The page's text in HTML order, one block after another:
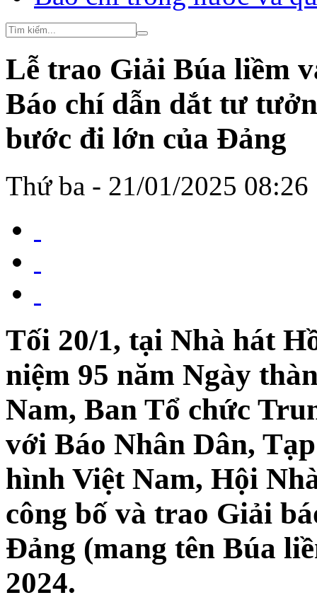
Lễ trao Giải Búa liềm
Báo chí dẫn dắt tư
bước đi lớn của Đảng
Thứ ba - 21/01/2025 08:26
Tối 20/1, tại Nhà hát
niệm 95 năm Ngày
Nam, Ban Tổ chức
với Báo Nhân Dân,
hình Việt Nam, Hội
công bố và trao Giải
Đảng (mang tên Búa
2024.